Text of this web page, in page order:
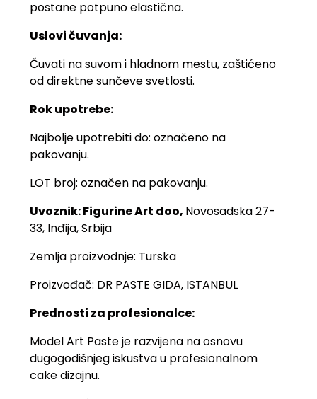
postane potpuno elastična.
Uslovi čuvanja:
Čuvati na suvom i hladnom mestu, zaštićeno
od direktne sunčeve svetlosti.
Rok upotrebe:
Najbolje upotrebiti do: označeno na
pakovanju.
LOT broj: označen na pakovanju.
Uvoznik: Figurine Art doo, Novosadska 27-
33, Inđija, Srbija
Zemlja proizvodnje: Turska
Proizvođač: DR PASTE GIDA, ISTANBUL
Prednosti za profesionalce:
Model Art Paste je razvijena na osnovu
dugogodišnjeg iskustva u profesionalnom
cake dizajnu.